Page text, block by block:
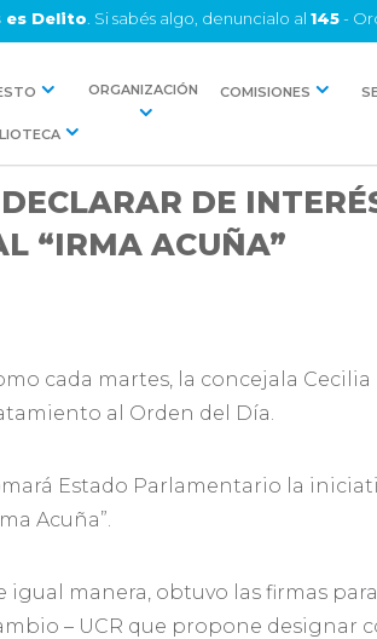
es Delito . Si sabés algo, denuncialo al 145-
ORGANIZACIÓN COMISIONES
DE
“IRMA ACUÑA”
cada martes, la concejala
al Orden del Día.
Estado Parlamentario la
Acuña”.
igual manera, obtuvo las firmas
– UCR que propone designar